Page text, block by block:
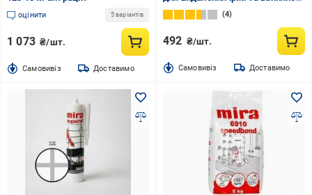
оцінити 5 варіантів
1 073 ₴/шт.
Cамовивіз Доставимо
нальоту 1 л
4
492 ₴/шт.
Cамовивіз Доставимо